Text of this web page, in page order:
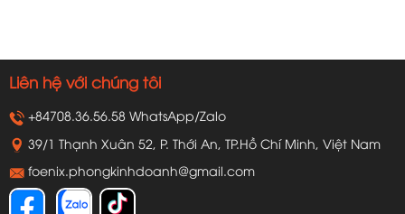
Liên hệ với chúng tôi
+84708.36.56.58 WhatsApp/Zalo
39/1 Thạnh Xuân 52, P. Thới An, TP.Hồ Chí Minh, Việt Nam
foenix.phongkinhdoanh@gmail.com